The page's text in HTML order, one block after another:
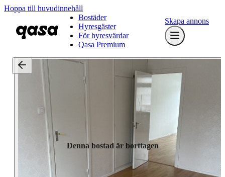
Hoppa till huvudinnehåll
Bostäder
Hyresgäster
För hyresvärdar
Qasa Premium
Skapa annons
Denna bostad är borttagen